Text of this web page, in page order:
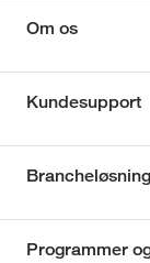
Om os
Kundesupport
Programmer